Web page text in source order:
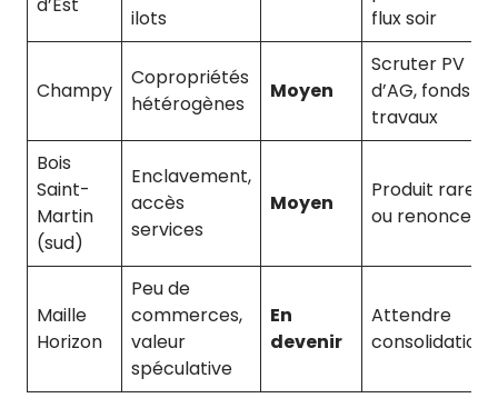
d’Est
ilots
flux soir
Champy
Copropriétés
hétérogènes
Moyen
Scruter PV
d’AG, fonds
travaux
Bois
Saint-
Martin
(sud)
Enclavement,
accès
services
Moyen
Produit rare
ou renoncer
Maille
Horizon
Peu de
commerces,
valeur
spéculative
En
devenir
Attendre
consolidation